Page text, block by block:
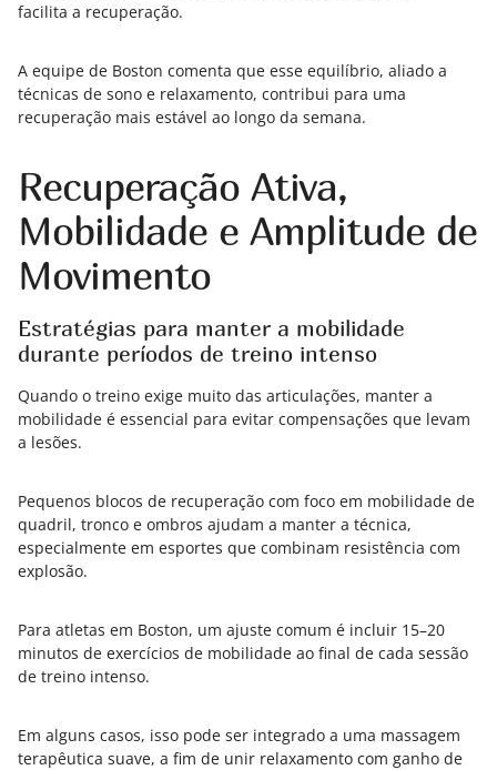
facilita a recuperação.
A equipe de Boston comenta que esse equilíbrio, aliado a
técnicas de sono e relaxamento, contribui para uma
recuperação mais estável ao longo da semana.
Recuperação Ativa,
Mobilidade e Amplitude de
Movimento
Estratégias para manter a mobilidade
durante períodos de treino intenso
Quando o treino exige muito das articulações, manter a
mobilidade é essencial para evitar compensações que levam
a lesões.
Pequenos blocos de recuperação com foco em mobilidade de
quadril, tronco e ombros ajudam a manter a técnica,
especialmente em esportes que combinam resistência com
explosão.
Para atletas em Boston, um ajuste comum é incluir 15–20
minutos de exercícios de mobilidade ao final de cada sessão
de treino intenso.
Em alguns casos, isso pode ser integrado a uma massagem
terapêutica suave, a fim de unir relaxamento com ganho de